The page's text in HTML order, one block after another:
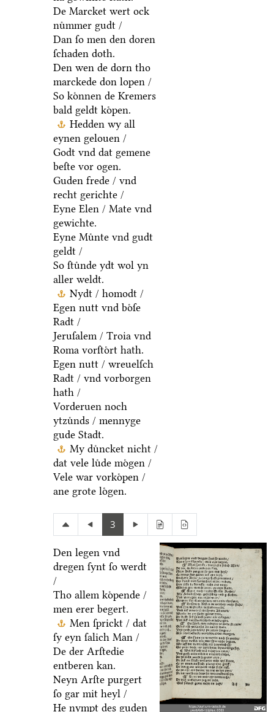
De Marcket wert ock
nuͦmmer gudt /
Dan ſo men den doren
ſchaden doth.
Den wen de dorn tho
marckede don lopen /
So koͤnnen de Kremers
bald geldt koͤpen.
Hedden wy all
eynen gelouen /
Godt vnd dat gemene
beſte vor ogen.
Guden frede / vnd
recht gerichte /
Eyne Elen / Mate vnd
gewichte.
Eyne Muͤnte vnd gudt
geldt /
So ſtuͤnde ydt wol yn
aller weldt.
Nydt / homodt /
Egen nutt vnd boͤſe
Radt /
Jeruſalem / Troia vnd
Roma vorſtoͤrt hath.
Egen nutt / wreuelſch
Radt / vnd vorborgen
hath /
Vorderuen noch
ytzuͤnds / mennyge
gude Stadt.
My duͤncket nicht /
dat vele luͤde moͤgen /
Vele war vorkoͤpen /
ane grote loͤgen.
3
Den legen vnd
dregen ſynt ſo werdt
/
Tho allem koͤpende /
men erer begert.
Men ſprickt / dat
ſy eyn ſalich Man /
De der Arſtedie
entberen kan.
Neyn Arſte purgert
ſo gar mit heyl /
He nympt des guden